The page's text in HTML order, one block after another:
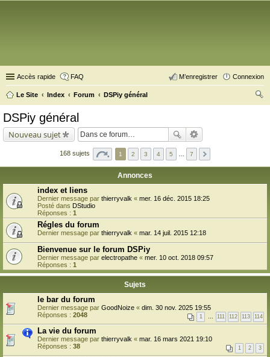
Accès rapide FAQ Connexion
M’enregistrer
Le Site Index Forum
DSPiy général
DSPiy général
Nouveau sujet
168 sujets 1 2 3 4 5 7
Annonces
index et liens
Dernier message par thierryvalk « mer. 16 déc. 2015 18:25
Posté dans DStudio
Réponses : 1
Régles du forum
Dernier message par thierryvalk « mar. 14 juil. 2015 12:18
Bienvenue sur le forum DSPiy
Dernier message par electropathe « mer. 10 oct. 2018 09:57
Réponses : 1
Sujets
le bar du forum
Dernier message par GoodNoize « dim. 30 nov. 2025 19:55
Réponses : 2048 1 … 111 112 113 114
La vie du forum
Dernier message par thierryvalk « mar. 16 mars 2021 19:10
Réponses : 38 1 2 3